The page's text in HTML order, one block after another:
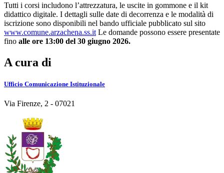
Tutti i corsi includono l’attrezzatura, le uscite in gommone e il kit
didattico digitale. I dettagli sulle date di decorrenza e le modalità di
iscrizione sono disponibili nel bando ufficiale pubblicato sul sito
www.comune.arzachena.ss.it Le domande possono essere presentate
fino alle ore 13:00 del 30 giugno 2026.
A cura di
Ufficio Comunicazione Istituzionale
Via Firenze, 2 - 07021